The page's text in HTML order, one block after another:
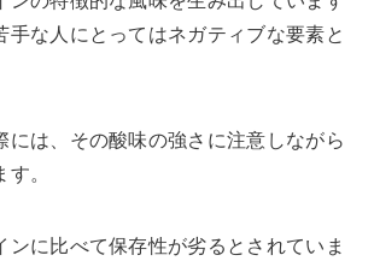
手な人にとってはネガティブな要素と
には、その酸味の強さに注意しながら
。
ンに比べて保存性が劣るとされていま